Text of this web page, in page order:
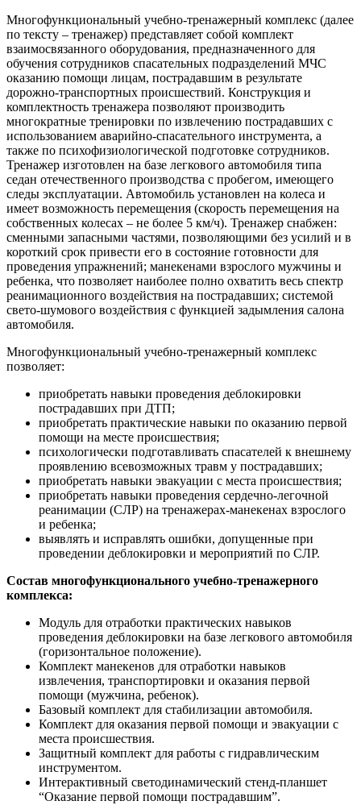
Многофункциональный учебно-тренажерный комплекс (далее
по тексту – тренажер) представляет собой комплект
взаимосвязанного оборудования, предназначенного для
обучения сотрудников спасательных подразделений МЧС
оказанию помощи лицам, пострадавшим в результате
дорожно-транспортных происшествий. Конструкция и
комплектность тренажера позволяют производить
многократные тренировки по извлечению пострадавших с
использованием аварийно-спасательного инструмента, а
также по психофизиологической подготовке сотрудников.
Тренажер изготовлен на базе легкового автомобиля типа
седан отечественного производства с пробегом, имеющего
следы эксплуатации. Автомобиль установлен на колеса и
имеет возможность перемещения (скорость перемещения на
собственных колесах – не более 5 км/ч). Тренажер снабжен:
сменными запасными частями, позволяющими без усилий и в
короткий срок привести его в состояние готовности для
проведения упражнений; манекенами взрослого мужчины и
ребенка, что позволяет наиболее полно охватить весь спектр
реанимационного воздействия на пострадавших; системой
свето-шумового воздействия с функцией задымления салона
автомобиля.
Многофункциональный учебно-тренажерный комплекс
позволяет:
приобретать навыки проведения деблокировки
пострадавших при ДТП;
приобретать практические навыки по оказанию первой
помощи на месте происшествия;
психологически подготавливать спасателей к внешнему
проявлению всевозможных травм у пострадавших;
приобретать навыки эвакуации с места происшествия;
приобретать навыки проведения сердечно-легочной
реанимации (СЛР) на тренажерах-манекенах взрослого
и ребенка;
выявлять и исправлять ошибки, допущенные при
проведении деблокировки и мероприятий по СЛР.
Состав многофункционального учебно-тренажерного
комплекса:
Модуль для отработки практических навыков
проведения деблокировки на базе легкового автомобиля
(горизонтальное положение).
Комплект манекенов для отработки навыков
извлечения, транспортировки и оказания первой
помощи (мужчина, ребенок).
Базовый комплект для стабилизации автомобиля.
Комплект для оказания первой помощи и эвакуации с
места происшествия.
Защитный комплект для работы с гидравлическим
инструментом.
Интерактивный светодинамический стенд-планшет
“Оказание первой помощи пострадавшим”.